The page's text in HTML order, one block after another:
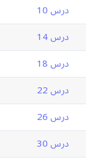
درس 10
درس 14
درس 18
درس 22
درس 26
درس 30